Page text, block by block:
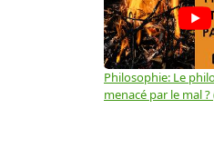
Philosophie: Le
menacé par le mal